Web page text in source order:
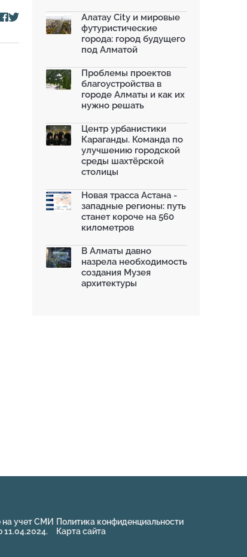
02.07.2026
На общественных слушаниях
представили экологическ...
30.06.2026
На слушаниях по корректировке
СЭО Генплана Алматы...
30.06.2026
130-летняя Майская роща в
22.06.2026
По улице Саина в Алматы с 20
июня заработает авто...
19.06.2026
романов о городах с...
18.06.2026
Алатау City и мировые
футуристические
города: город будущего
под Алматой
Проблемы проектов
благоустройства в
городе Алматы и как их
нужно решать
Центр урбанистики
Караганды. Команда по
улучшению городской
среды шахтёрской
столицы
Новая трасса Астана -
западные регионы: путь
станет короче на 560
километров
В Алматы давно
назрела необходимость
создания Музея
архитектуры
на учет СМИ Политика конфиденциальности
Карта сайта